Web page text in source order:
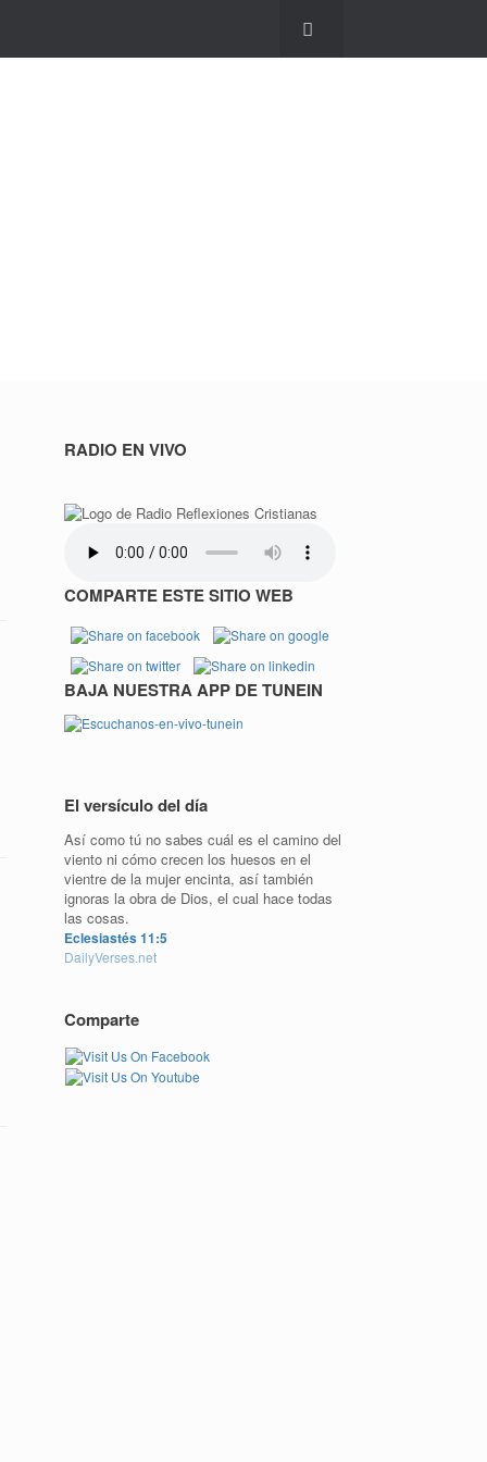
RADIO EN VIVO
COMPARTE ESTE SITIO WEB
BAJA NUESTRA APP DE TUNEIN
El versículo del día
Así como tú no sabes cuál es el camino del
viento ni cómo crecen los huesos en el
vientre de la mujer encinta, así también
ignoras la obra de Dios, el cual hace todas
las cosas.
Eclesiastés 11:5
DailyVerses.net
Comparte